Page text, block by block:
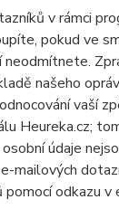
v rámci
pokud ve
našeho
vaší
Heureka.cz;
údaje
odkazu v